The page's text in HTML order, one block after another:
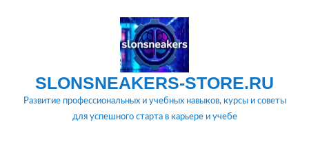
SLONSNEAKERS-STORE.RU
Развитие профессиональных и учебных навыков, курсы и советы
для успешного старта в карьере и учебе